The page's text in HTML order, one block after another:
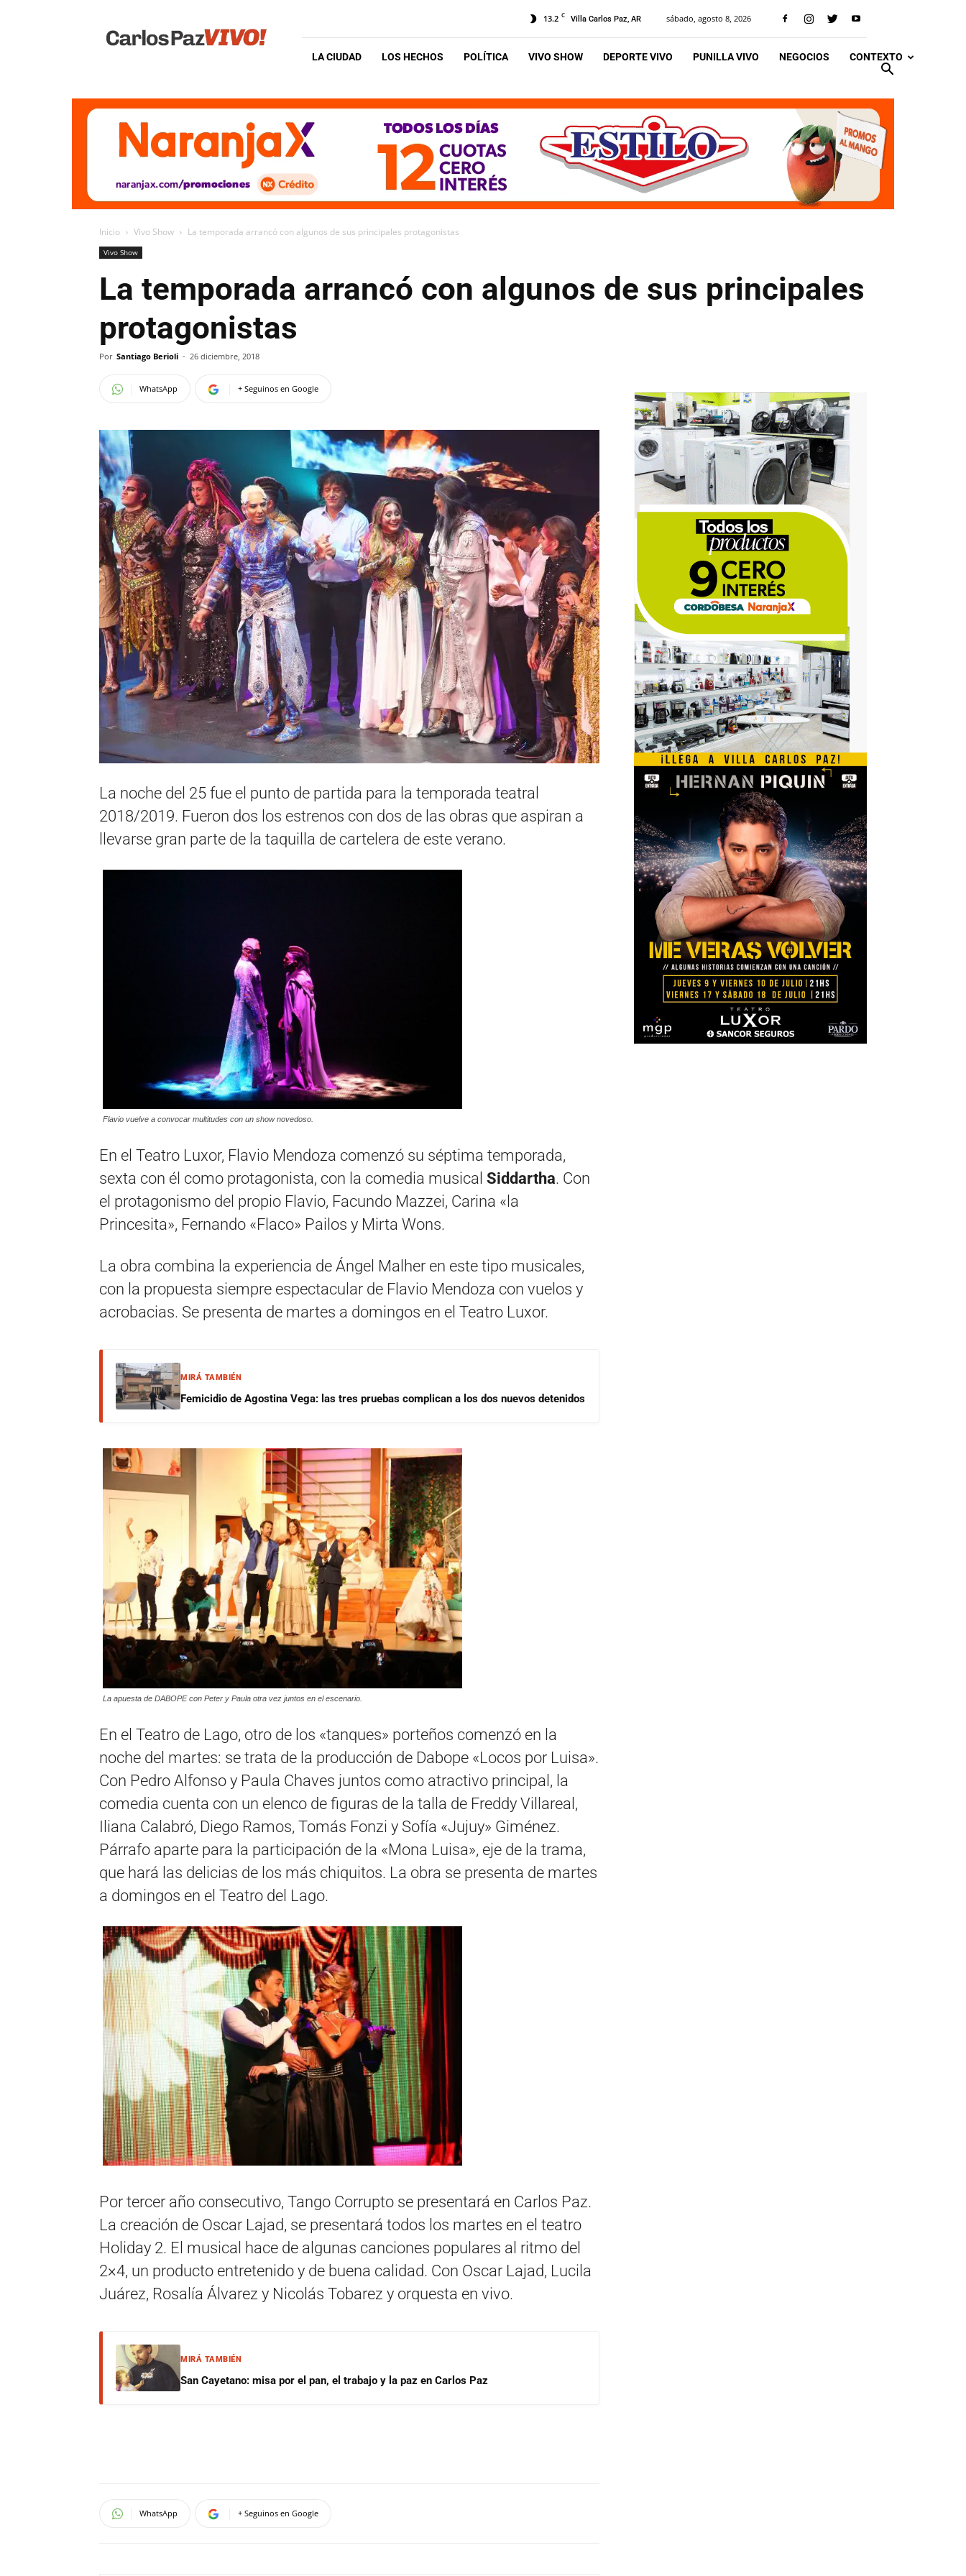
Vivo
13.2 C Villa Carlos Paz, AR sábado, agosto 8, 2026
LA CIUDAD LOS HECHOS POLÍTICA VIVO SHOW DEPORTE VIVO PUNILLA VIVO NEGOCIOS CONTEXTO
Inicio Vivo Show La temporada arrancó con algunos de sus principales protagonistas
Vivo Show
La temporada arrancó con algunos de sus principales
protagonistas
Por Santiago Berioli - 26 diciembre, 2018
WhatsApp + Seguinos en Google
La noche del 25 fue el punto de partida para la temporada teatral
2018/2019. Fueron dos los estrenos con dos de las obras que aspiran a
llevarse gran parte de la taquilla de cartelera de este verano.
Flavio vuelve a convocar multitudes con un show novedoso.
En el Teatro Luxor, Flavio Mendoza comenzó su séptima temporada,
sexta con él como protagonista, con la comedia musical Siddartha. Con
el protagonismo del propio Flavio, Facundo Mazzei, Carina «la
Princesita», Fernando «Flaco» Pailos y Mirta Wons.
La obra combina la experiencia de Ángel Malher en este tipo musicales,
con la propuesta siempre espectacular de Flavio Mendoza con vuelos y
acrobacias. Se presenta de martes a domingos en el Teatro Luxor.
MIRÁ TAMBIÉN
Femicidio de Agostina Vega: las tres pruebas complican a los dos nuevos detenidos
La apuesta de DABOPE con Peter y Paula otra vez juntos en el escenario.
En el Teatro de Lago, otro de los «tanques» porteños comenzó en la
noche del martes: se trata de la producción de Dabope «Locos por Luisa».
Con Pedro Alfonso y Paula Chaves juntos como atractivo principal, la
comedia cuenta con un elenco de figuras de la talla de Freddy Villareal,
Iliana Calabró, Diego Ramos, Tomás Fonzi y Sofía «Jujuy» Giménez.
Párrafo aparte para la participación de la «Mona Luisa», eje de la trama,
que hará las delicias de los más chiquitos. La obra se presenta de martes
a domingos en el Teatro del Lago.
Por tercer año consecutivo, Tango Corrupto se presentará en Carlos Paz.
La creación de Oscar Lajad, se presentará todos los martes en el teatro
Holiday 2. El musical hace de algunas canciones populares al ritmo del
2×4, un producto entretenido y de buena calidad. Con Oscar Lajad, Lucila
Juárez, Rosalía Álvarez y Nicolás Tobarez y orquesta en vivo.
MIRÁ TAMBIÉN
San Cayetano: misa por el pan, el trabajo y la paz en Carlos Paz
WhatsApp + Seguinos en Google